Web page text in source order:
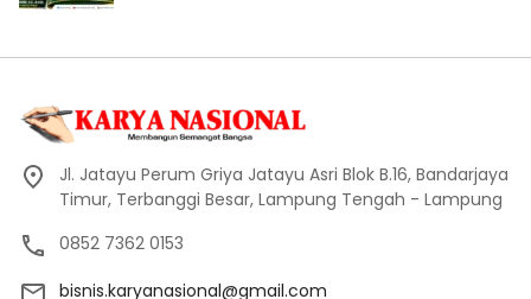
Jl. Jatayu Perum Griya Jatayu Asri Blok B.16, Bandarjaya
Timur, Terbanggi Besar, Lampung Tengah - Lampung
0852 7362 0153
bisnis.karyanasional@gmail.com